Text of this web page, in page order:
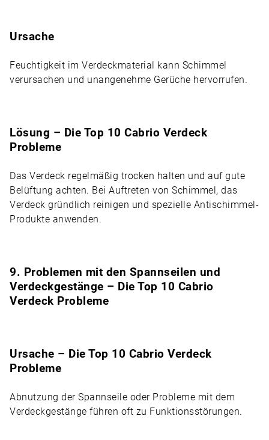
Ursache
Feuchtigkeit im Verdeckmaterial kann Schimmel
verursachen und unangenehme Gerüche hervorrufen.
Lösung – Die Top 10 Cabrio Verdeck
Probleme
Das Verdeck regelmäßig trocken halten und auf gute
Belüftung achten. Bei Auftreten von Schimmel, das
Verdeck gründlich reinigen und spezielle Antischimmel-
Produkte anwenden.
9. Problemen mit den Spannseilen und
Verdeckgestänge – Die Top 10 Cabrio
Verdeck Probleme
Ursache – Die Top 10 Cabrio Verdeck
Probleme
Abnutzung der Spannseile oder Probleme mit dem
Verdeckgestänge führen oft zu Funktionsstörungen.